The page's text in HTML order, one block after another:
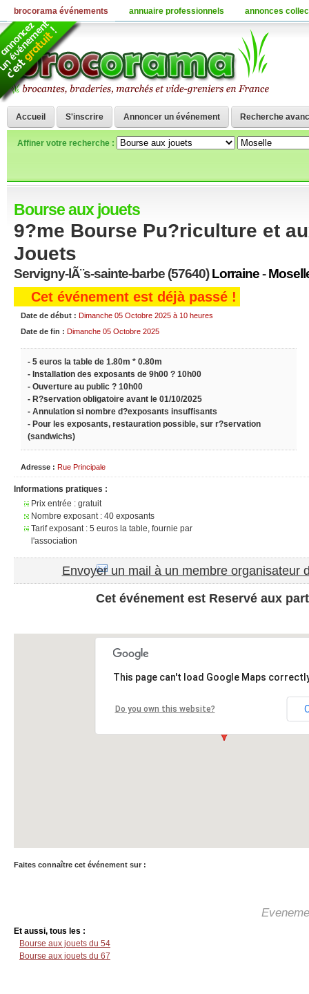
Accueil S'inscrire Annoncer un événement Recherche
Affiner votre recherche :
Bourse aux jouets
9?me Bourse Pu?riculture et
Jouets
Servigny-lÃ¨s-sainte-barbe (57640)Lorraine-
Cet événement est déjà passé !
Date de début : Dimanche 05 Octobre 2025 à 10 heures
Date de fin : Dimanche 05 Octobre 2025
- 5 euros la table de 1.80m * 0.80m
- Installation des exposants de 9h00 ? 10h00
- Ouverture au public ? 10h00
- R?servation obligatoire avant le 01/10/2025
- Annulation si nombre d?exposants insuffisants
- Pour les exposants, restauration possible, sur r?servation
(sandwichs)
Adresse : Rue Principale
Informations pratiques :
Prix entrée : gratuit
Nombre exposant : 40 exposants
Tarif exposant : 5 euros la table, fournie par
l'association
Envoyer un mail à un membre organisateur
Cet événement est Reservé aux
This page can't load Google Maps
Do you own this website?
Faites connaître cet événement sur :
Et aussi, tous les :
Bourse aux jouets du 54
Bourse aux jouets du 67
brocorama événements annuaire professionnels annonces